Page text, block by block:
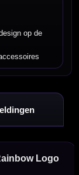
op de
Logo